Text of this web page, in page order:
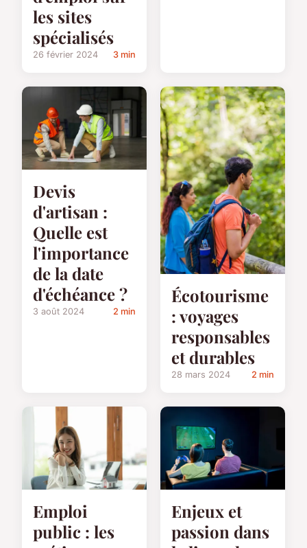
les sites
spécialisés
26 février 2024 3 min
Devis
d'artisan :
Quelle est
l'importance
de la date
d'échéance ?
3 août 2024 2 min
Écotourisme
: voyages
responsables
et durables
28 mars 2024 2 min
Emploi
public : les
Enjeux et
passion dans